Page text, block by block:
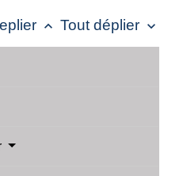
keyboard_arrow_up Tout déplier keyboard_arrow_down